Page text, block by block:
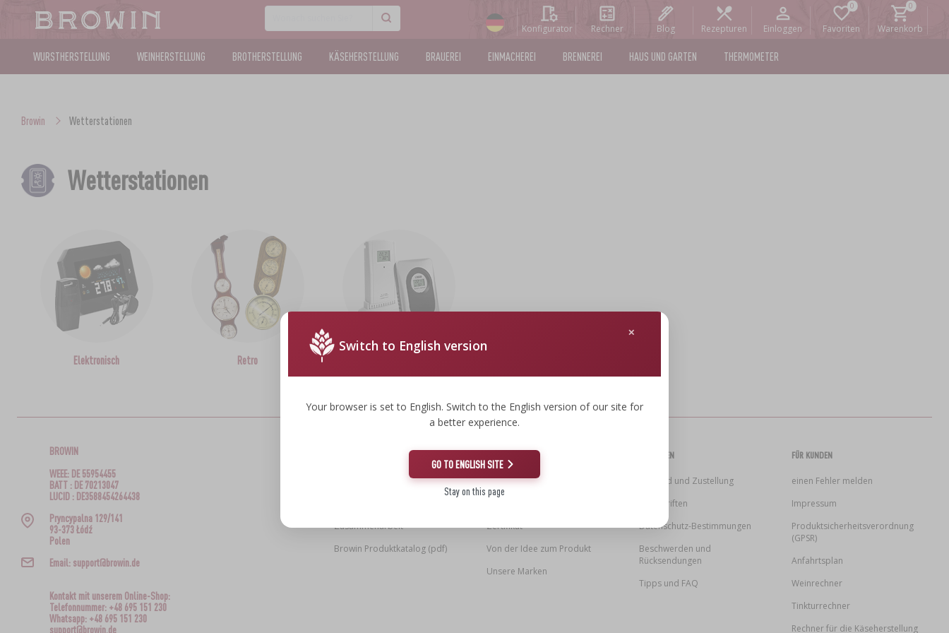
Konfigurator Rechner Blog Rezepturen Einloggen Favoriten Warenkorb
WURSTHERSTELLUNG WEINHERSTELLUNG BROTHERSTELLUNG KÄSEHERSTELLUNG BRAUEREI EINMACHEREI BRENNEREI HAUS UND GARTEN THERMOMETER
Browin Wetterstationen
Wetterstationen
Elektronisch Retro
Switch to English version
Your browser is set to English. Switch to the English version of our site for
a better experience.
GO TO ENGLISH SITE
Stay on this page
BROWIN
WEEE: DE 55954455
BATT : DE 70213047
LUCID : DE3588454264438
Pryncypalna 129/141
93-373 Łódź
Polen
Email: support@browin.de
Kontakt mit unserem Online-Shop:
Telefonnummer: +48 695 151 230
Whatsapp: +48 695 151 230
support@browin.de
Zusammenarbeit
Browin Produktkatalog (pdf)
Mission, Vision, Werte
Zertifikat
Von der Idee zum Produkt
Unsere Marken
EINKAUFEN
Versand und Zustellung
Vorschriften
Datenschutz-Bestimmungen
Beschwerden und
Rücksendungen
Tipps und FAQ
FÜR KUNDEN
einen Fehler melden
Impressum
Produktsicherheitsverordnung
(GPSR)
Anfahrtsplan
Weinrechner
Tinkturrechner
Rechner für die Käseherstellung